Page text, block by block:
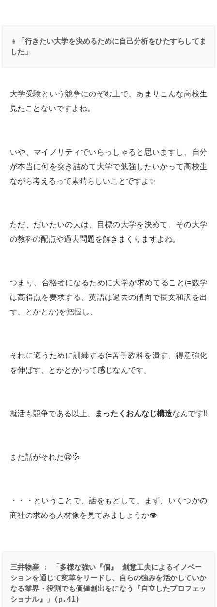
👧
「行きたい大学を決めるために自己分析をひたすらしてま
した」
大学受験という競争にのぞむ上で、あまりこんな高校生
見たことないですよね。
いや、マイノリティでいらっしゃると思いますし、自分
が本当に何を突き詰めて大学で勉強したいかって高校生
ながら考えるって素晴らしいことですよ✨
ただ、だいたいの人は、目標の大学を決めて、その大学
の教科の配点や過去問題を解きまくりますよね。
つまり、合格者になるために大学が求めてること(=数学
は高得点を要求する、英語は過去の傾向で長文和訳を出
す、とかとか)を把握し、
それに適うために訓練する(=苦手教科を潰す、得意強化
を伸ばす、とかとか)って感じなんです。
就活も競争である以上、 まったくおんなじ構造なんです‼️
また話がそれた😫💦
・・・ということで、話をもどして、まず、いくつかの
商社の求める人材像を見てみましょうか👁
三井物産 : 「多様な強い『個』
創意工夫によるイノベー
ションを通じて変革をリードし、自らの強みを活かしていか
なる業界・役割でも価値創出をになう『自立したプロフェッ
ショナル』」 (p.41)